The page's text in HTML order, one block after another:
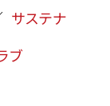
サステナ
ブ